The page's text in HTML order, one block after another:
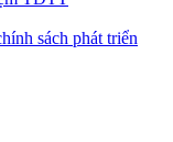
sách phát triển